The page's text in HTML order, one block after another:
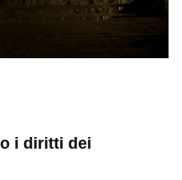
i diritti dei